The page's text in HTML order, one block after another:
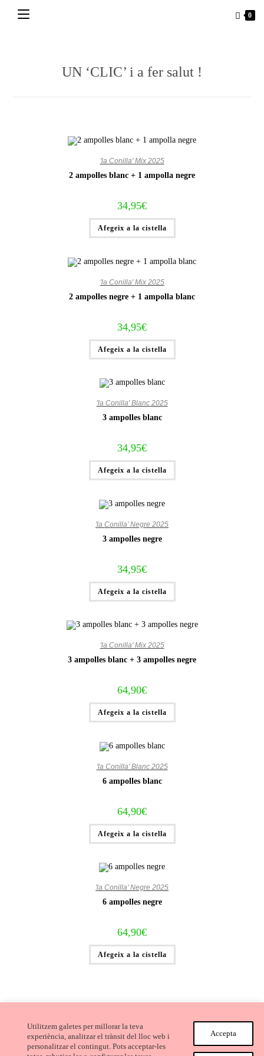
Utilitzem galetes per millorar la teva
experiència, analitzar el trànsit del lloc web i
personalitzar el contingut. Pots acceptar-les
Accepta
0
UN ‘CLIC’ i a fer salut !
'la Conilla' Mix 2025
2 ampolles blanc + 1 ampolla negre
34,95€
Afegeix a la cistella
'la Conilla' Mix 2025
2 ampolles negre + 1 ampolla blanc
34,95€
Afegeix a la cistella
'la Conilla' Blanc 2025
3 ampolles blanc
34,95€
Afegeix a la cistella
'la Conilla' Negre 2025
3 ampolles negre
34,95€
Afegeix a la cistella
'la Conilla' Mix 2025
3 ampolles blanc + 3 ampolles negre
64,90€
Afegeix a la cistella
'la Conilla' Blanc 2025
6 ampolles blanc
64,90€
Afegeix a la cistella
'la Conilla' Negre 2025
6 ampolles negre
64,90€
Afegeix a la cistella
Avís Legal i Condicions de compra Cookies